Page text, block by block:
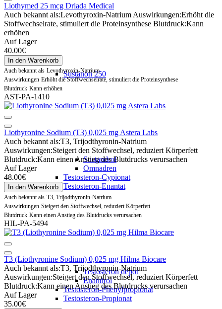
Sustanon 250
Sustandrol
Omnadren
Testosteron-Cypionat
Testosteron-Enantat
Testosteron depot
Enandrol
Testosteron-Phenylpropionat
Testosteron-Propionat
Liothymed 25 mcg Driada Medical
Auch bekannt als:Levothyroxin-Natrium Auswirkungen:Erhöht die
Stoffwechselrate, stimuliert die Proteinsynthese Blutdruck:Kann
erhöhen
Auf Lager
40.00€
In den Warenkorb
Auch bekannt als Levothyroxin-Natrium
Auswirkungen Erhöht die Stoffwechselrate, stimuliert die Proteinsynthese
Blutdruck Kann erhöhen
AST-PA-1410
Liothyronine Sodium (T3) 0,025 mg Astera Labs
Auch bekannt als:T3, Trijodthyronin-Natrium
Auswirkungen:Steigert den Stoffwechsel, reduziert Körperfett
Blutdruck:Kann einen Anstieg des Blutdrucks verursachen
Auf Lager
48.00€
In den Warenkorb
Auch bekannt als T3, Trijodthyronin-Natrium
Auswirkungen Steigert den Stoffwechsel, reduziert Körperfett
Blutdruck Kann einen Anstieg des Blutdrucks verursachen
HIL-PA-5494
T3 (Liothyronine Sodium) 0,025 mg Hilma Biocare
Auch bekannt als:T3, Trijodthyronin-Natrium
Auswirkungen:Steigert den Stoffwechsel, reduziert Körperfett
Blutdruck:Kann einen Anstieg des Blutdrucks verursachen
Auf Lager
35.00€